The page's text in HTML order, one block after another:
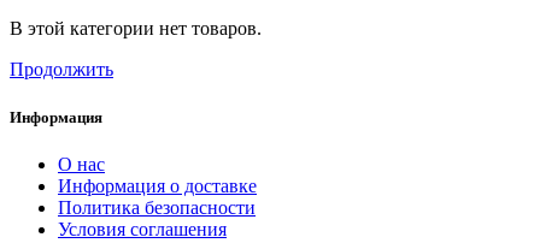
В этой категории нет товаров.
Продолжить
Информация
О нас
Информация о доставке
Политика безопасности
Условия соглашения